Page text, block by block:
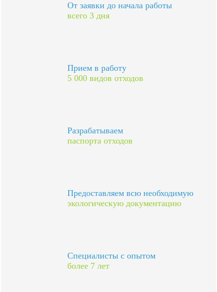
От заявки до начала работы
всего 3 дня
Прием в работу
5 000 видов отходов
Разрабатываем
паспорта отходов
Предоставляем всю необходимую
экологическую документацию
Специалисты с опытом
более 7 лет